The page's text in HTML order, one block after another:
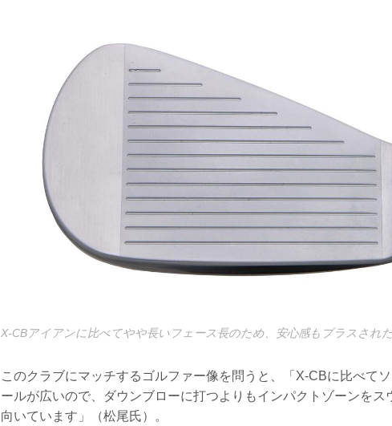
X-CBアイアンに比べてやや長いフェース長のため、安心感もプラスされた
このクラブにマッチするゴルファー像を問うと、「X-CBに比べて
ールが広いので、ダウンブローに打つよりもインパクトゾーンをス
向いています」（松尾氏）。